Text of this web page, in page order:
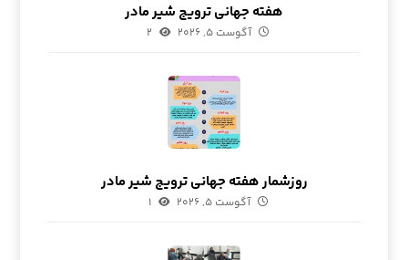
هفته جهانی ترویج شیر مادر
آگوست ۵, ۲۰۲۶ ۲
روزشمار هفته جهانی ترویج شیر مادر
آگوست ۵, ۲۰۲۶ ۱